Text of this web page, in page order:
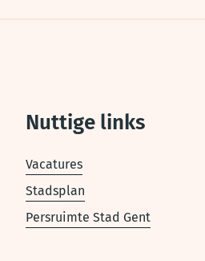
Nuttige links
Vacatures
Stadsplan
Persruimte Stad Gent